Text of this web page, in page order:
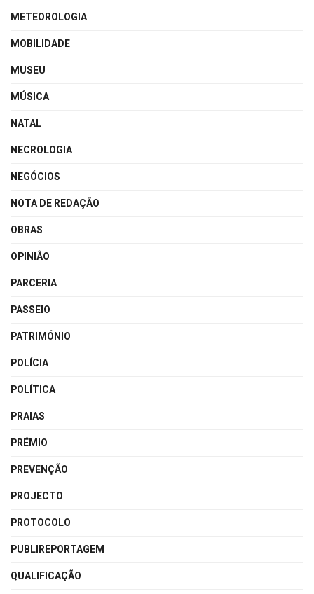
METEOROLOGIA
MOBILIDADE
MUSEU
MÚSICA
NATAL
NECROLOGIA
NEGÓCIOS
NOTA DE REDAÇÃO
OBRAS
OPINIÃO
PARCERIA
PASSEIO
PATRIMÓNIO
POLÍCIA
POLÍTICA
PRAIAS
PRÉMIO
PREVENÇÃO
PROJECTO
PROTOCOLO
PUBLIREPORTAGEM
QUALIFICAÇÃO